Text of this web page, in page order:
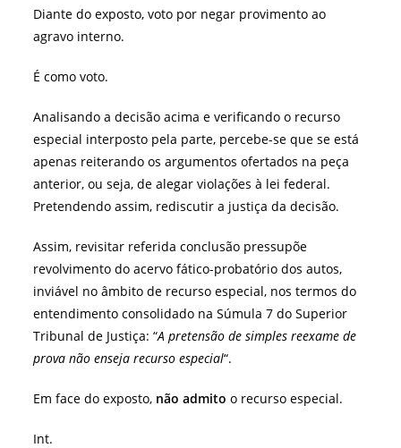
Diante do exposto, voto por negar provimento ao
agravo interno.
É como voto.
Analisando a decisão acima e verificando o recurso
especial interposto pela parte, percebe-se que se está
apenas reiterando os argumentos ofertados na peça
anterior, ou seja, de alegar violações à lei federal.
Pretendendo assim, rediscutir a justiça da decisão.
Assim, revisitar referida conclusão pressupõe
revolvimento do acervo fático-probatório dos autos,
inviável no âmbito de recurso especial, nos termos do
entendimento consolidado na Súmula 7 do Superior
Tribunal de Justiça: “A pretensão de simples reexame de
prova não enseja recurso especial“.
Em face do exposto, não admito o recurso especial.
Int.